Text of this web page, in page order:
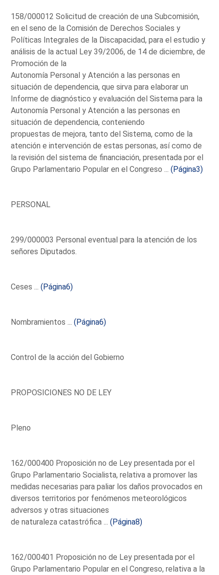
158/000012 Solicitud de creación de una Subcomisión,
en el seno de la Comisión de Derechos Sociales y
Políticas Integrales de la Discapacidad, para el estudio y
análisis de la actual Ley 39/2006, de 14 de diciembre, de
Promoción de la
Autonomía Personal y Atención a las personas en
situación de dependencia, que sirva para elaborar un
Informe de diagnóstico y evaluación del Sistema para la
Autonomía Personal y Atención a las personas en
situación de dependencia, conteniendo
propuestas de mejora, tanto del Sistema, como de la
atención e intervención de estas personas, así como de
la revisión del sistema de financiación, presentada por el
Grupo Parlamentario Popular en el Congreso ...(Página3)
PERSONAL
299/000003 Personal eventual para la atención de los
señores Diputados.
Ceses ...(Página6)
Nombramientos ...(Página6)
Control de la acción del Gobierno
PROPOSICIONES NO DE LEY
Pleno
162/000400 Proposición no de Ley presentada por el
Grupo Parlamentario Socialista, relativa a promover las
medidas necesarias para paliar los daños provocados en
diversos territorios por fenómenos meteorológicos
adversos y otras situaciones
de naturaleza catastrófica ...(Página8)
162/000401 Proposición no de Ley presentada por el
Grupo Parlamentario Popular en el Congreso, relativa a la